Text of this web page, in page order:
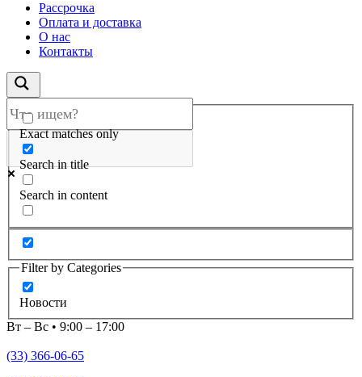
Рассрочка
Оплата и доставка
О нас
Контакты
Exact matches only
Search in title
Search in content
Filter by Categories
Новости
Вт – Вс • 9:00 – 17:00
(33) 366-06-65